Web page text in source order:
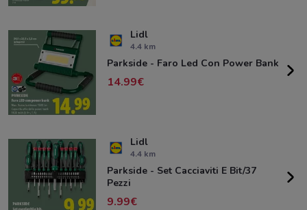
Lidl
4.4 km
Parkside - Faro Led Con Power Bank
14.99
Lidl
4.4 km
Parkside - Set Cacciaviti E Bit/37
Pezzi
9.99